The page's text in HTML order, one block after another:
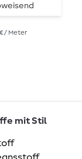
€ / Meter
mit Stil